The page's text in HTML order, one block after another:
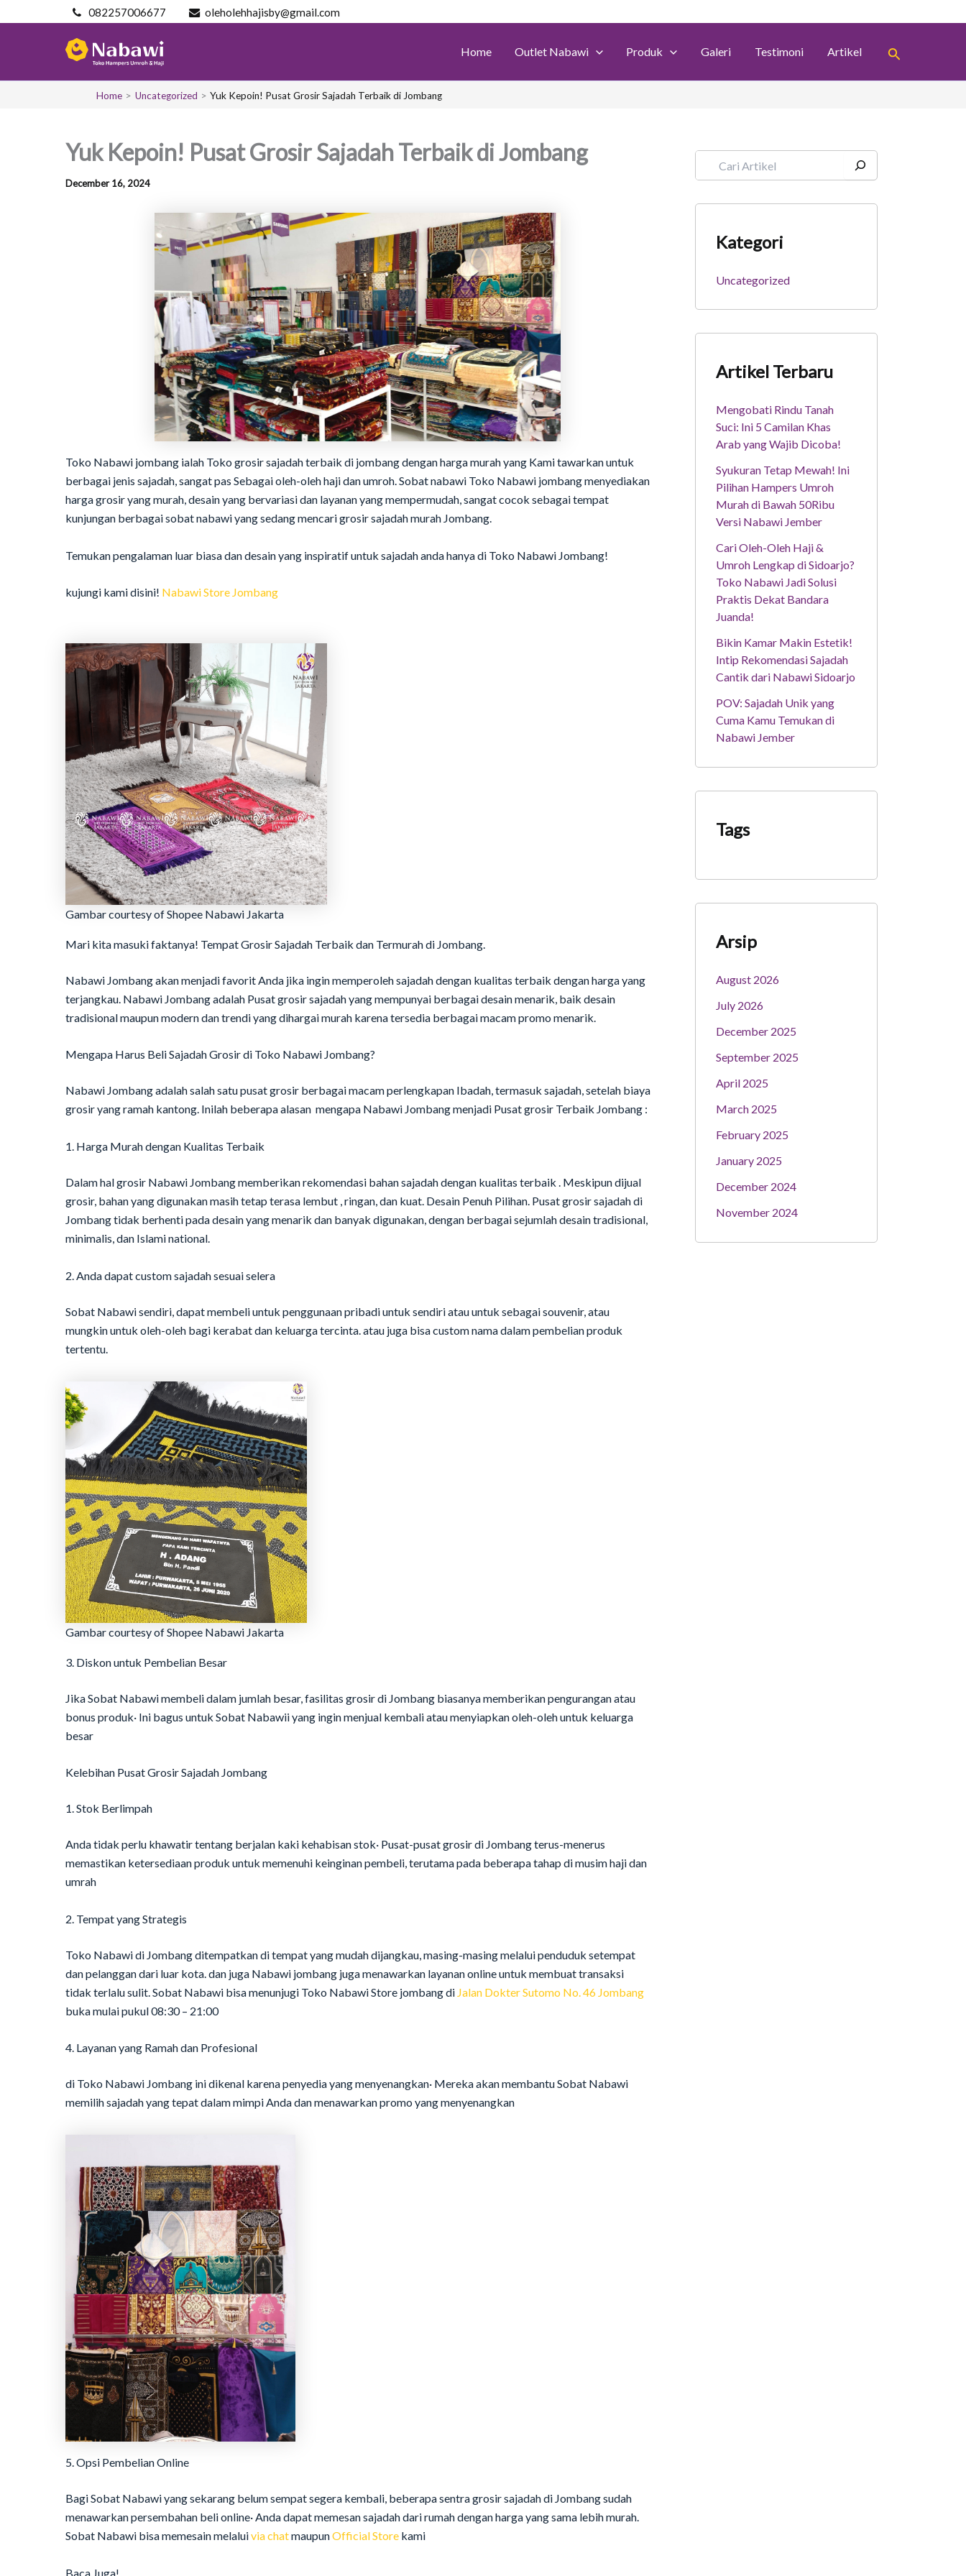
to
082257006677 oleholehhajisby@gmail.com
Home Outlet Nabawi Produk Galeri Testimoni Artikel Search
Home Uncategorized Yuk Kepoin! Pusat Grosir Sajadah Terbaik di Jombang
Yuk Kepoin! Pusat Grosir Sajadah Terbaik di Jombang
December 16, 2024
Toko Nabawi jombang ialah Toko grosir sajadah terbaik di jombang dengan harga murah yang Kami tawarkan untuk
berbagai jenis sajadah, sangat pas Sebagai oleh-oleh haji dan umroh. Sobat nabawi Toko Nabawi jombang menyediakan
harga grosir yang murah, desain yang bervariasi dan layanan yang mempermudah, sangat cocok sebagai tempat
kunjungan berbagai sobat nabawi yang sedang mencari grosir sajadah murah Jombang.
Temukan pengalaman luar biasa dan desain yang inspiratif untuk sajadah anda hanya di Toko Nabawi Jombang!
kujungi kami disini! Nabawi Store Jombang
Gambar courtesy of Shopee Nabawi Jakarta
Mari kita masuki faktanya! Tempat Grosir Sajadah Terbaik dan Termurah di Jombang.
Nabawi Jombang akan menjadi favorit Anda jika ingin memperoleh sajadah dengan kualitas terbaik dengan harga yang
terjangkau. Nabawi Jombang adalah Pusat grosir sajadah yang mempunyai berbagai desain menarik, baik desain
tradisional maupun modern dan trendi yang dihargai murah karena tersedia berbagai macam promo menarik.
Mengapa Harus Beli Sajadah Grosir di Toko Nabawi Jombang?
Nabawi Jombang adalah salah satu pusat grosir berbagai macam perlengkapan Ibadah, termasuk sajadah, setelah biaya
grosir yang ramah kantong. Inilah beberapa alasan mengapa Nabawi Jombang menjadi Pusat grosir Terbaik Jombang :
1. Harga Murah dengan Kualitas Terbaik
Dalam hal grosir Nabawi Jombang memberikan rekomendasi bahan sajadah dengan kualitas terbaik . Meskipun dijual
grosir, bahan yang digunakan masih tetap terasa lembut , ringan, dan kuat. Desain Penuh Pilihan. Pusat grosir sajadah di
Jombang tidak berhenti pada desain yang menarik dan banyak digunakan, dengan berbagai sejumlah desain tradisional,
minimalis, dan Islami national.
2. Anda dapat custom sajadah sesuai selera
Sobat Nabawi sendiri, dapat membeli untuk penggunaan pribadi untuk sendiri atau untuk sebagai souvenir, atau
mungkin untuk oleh-oleh bagi kerabat dan keluarga tercinta. atau juga bisa custom nama dalam pembelian produk
tertentu.
Gambar courtesy of Shopee Nabawi Jakarta
3. Diskon untuk Pembelian Besar
Jika Sobat Nabawi membeli dalam jumlah besar, fasilitas grosir di Jombang biasanya memberikan pengurangan atau
bonus produk· Ini bagus untuk Sobat Nabawii yang ingin menjual kembali atau menyiapkan oleh-oleh untuk keluarga
besar
Kelebihan Pusat Grosir Sajadah Jombang
1. Stok Berlimpah
Anda tidak perlu khawatir tentang berjalan kaki kehabisan stok· Pusat-pusat grosir di Jombang terus-menerus
memastikan ketersediaan produk untuk memenuhi keinginan pembeli, terutama pada beberapa tahap di musim haji dan
umrah
2. Tempat yang Strategis
Toko Nabawi di Jombang ditempatkan di tempat yang mudah dijangkau, masing-masing melalui penduduk setempat
dan pelanggan dari luar kota. dan juga Nabawi jombang juga menawarkan layanan online untuk membuat transaksi
tidak terlalu sulit. Sobat Nabawi bisa menunjugi Toko Nabawi Store jombang di Jalan Dokter Sutomo No. 46 Jombang
buka mulai pukul 08:30 – 21:00
4. Layanan yang Ramah dan Profesional
di Toko Nabawi Jombang ini dikenal karena penyedia yang menyenangkan· Mereka akan membantu Sobat Nabawi
memilih sajadah yang tepat dalam mimpi Anda dan menawarkan promo yang menyenangkan
5. Opsi Pembelian Online
Bagi Sobat Nabawi yang sekarang belum sempat segera kembali, beberapa sentra grosir sajadah di Jombang sudah
menawarkan persembahan beli online· Anda dapat memesan sajadah dari rumah dengan harga yang sama lebih murah.
Sobat Nabawi bisa memesain melaluivia chatmaupunOfficial Storekami
Baca Juga!
e
h
Kategori
Uncategorized
Artikel Terbaru
Mengobati Rindu Tanah
Suci: Ini 5 Camilan Khas
Arab yang Wajib Dicoba!
Syukuran Tetap Mewah! Ini
Pilihan Hampers Umroh
Murah di Bawah 50Ribu
Versi Nabawi Jember
Cari Oleh-Oleh Haji &
Umroh Lengkap di Sidoarjo?
Toko Nabawi Jadi Solusi
Praktis Dekat Bandara
Juanda!
Bikin Kamar Makin Estetik!
Intip Rekomendasi Sajadah
Cantik dari Nabawi Sidoarjo
POV: Sajadah Unik yang
Cuma Kamu Temukan di
Nabawi Jember
Tags
Arsip
August 2026
July 2026
December 2025
September 2025
April 2025
March 2025
February 2025
January 2025
December 2024
November 2024